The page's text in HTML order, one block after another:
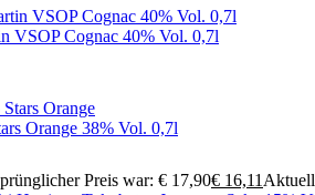
VSOP Cognac 40% Vol. 0,7l
Orange 38% Vol. 0,7l
Preis war: € 17,90€ 16,11